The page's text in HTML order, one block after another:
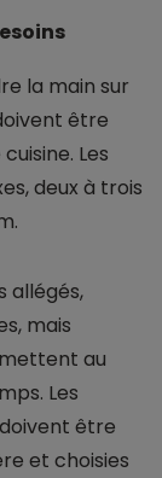
la main sur
être
Les
deux à trois
allégés,
mais
au
Les
être
et choisies